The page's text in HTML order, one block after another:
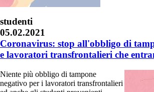
studenti
05.02.2021
Coronavirus: stop all'obbligo di
e lavoratori transfrontalieri che
Niente più obbligo di tampone
negativo per i lavoratori transfrontalieri